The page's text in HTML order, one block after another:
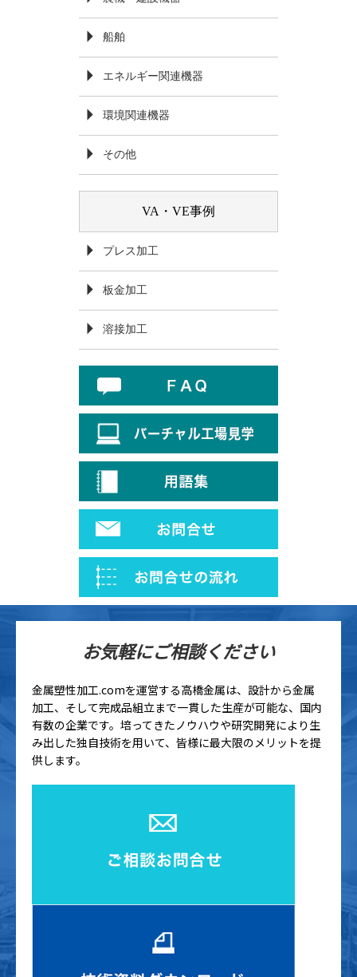
船舶
エネルギー関連機器
環境関連機器
その他
VA・VE事例
プレス加工
板金加工
溶接加工
お気軽にご相談ください
金属塑性加工.comを運営する高橋金属は、設計から金属
加工、そして完成品組立まで一貫した生産が可能な、国内
有数の企業です。培ってきたノウハウや研究開発により生
み出した独自技術を用いて、皆様に最大限のメリットを提
供します。